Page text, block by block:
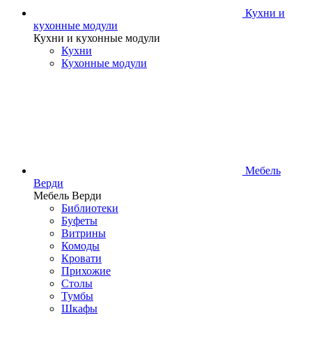
Кухни и
кухонные модули
Кухни и кухонные модули
Кухни
Кухонные модули
Мебель
Верди
Мебель Верди
Библиотеки
Буфеты
Витрины
Комоды
Кровати
Прихожие
Столы
Тумбы
Шкафы